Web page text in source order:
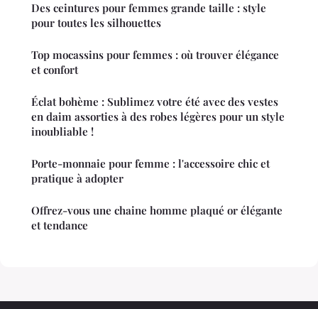
Des ceintures pour femmes grande taille : style
pour toutes les silhouettes
Top mocassins pour femmes : où trouver élégance
et confort
Éclat bohème : Sublimez votre été avec des vestes
en daim assorties à des robes légères pour un style
inoubliable !
Porte-monnaie pour femme : l'accessoire chic et
pratique à adopter
Offrez-vous une chaine homme plaqué or élégante
et tendance